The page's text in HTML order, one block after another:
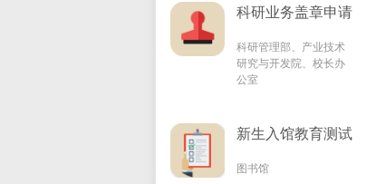
科研业务盖章申请
科研管理部、产业技术
研究与开发院、校长办
公室
新生入馆教育测试
图书馆